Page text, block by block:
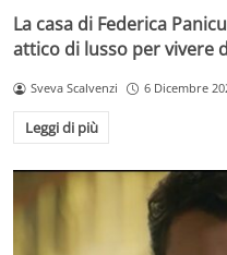
La casa di Federica
attico di lusso per vivere
Sveva Scalvenzi 6 Dicembre
Leggi di più